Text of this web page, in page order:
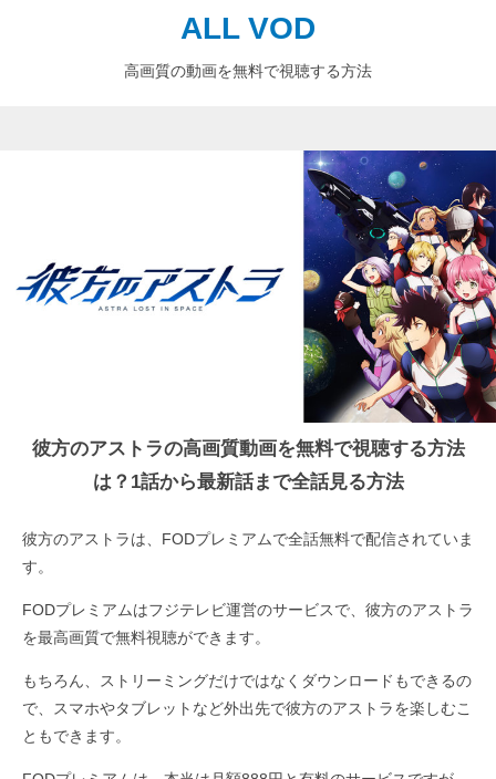
ALL VOD
高画質の動画を無料で視聴する方法
彼方のアストラの高画質動画を無料で視聴する方法
は？1話から最新話まで全話見る方法
彼方のアストラは、FODプレミアムで全話無料で配信されていま
す。
FODプレミアムはフジテレビ運営のサービスで、彼方のアストラ
を最高画質で無料視聴ができます。
もちろん、ストリーミングだけではなくダウンロードもできるの
で、スマホやタブレットなど外出先で彼方のアストラを楽しむこ
ともできます。